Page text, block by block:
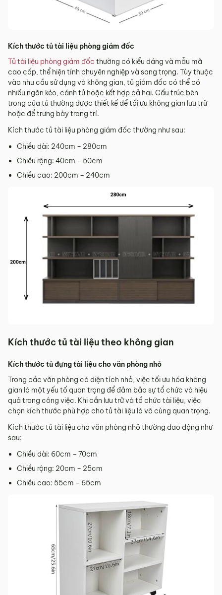
Kích thước tủ tài liệu phòng giám đốc
Tủ tài liệu phòng giám đốc thường có kiểu dáng và mẫu mã
cao cấp, thể hiện tính chuyên nghiệp và sang trọng. Tùy thuộc
vào nhu cầu sử dụng và không gian, tủ giám đốc có thể có
nhiều ngăn kéo, cánh tủ hoặc kết hợp cả hai. Cấu trúc bên
trong của tủ thường được thiết kế để tối ưu không gian lưu trữ
hoặc để trưng bày trang trí.
Kích thước tủ tài liệu phòng giám đốc thường như sau:
Chiều dài: 240cm – 280cm
Chiều rộng: 40cm – 50cm
Chiều cao: 200cm – 240cm
Kích thước tủ tài liệu theo không gian
Kích thước tủ đựng tài liệu cho văn phòng nhỏ
Trong các văn phòng có diện tích nhỏ, việc tối ưu hóa không
gian là một yếu tố quan trọng để đảm bảo sự tổ chức và hiệu
quả trong công việc. Khi cần lưu trữ và tổ chức tài liệu, việc
chọn kích thước phù hợp cho tủ tài liệu là vô cùng quan trọng.
Kích thước tủ tài liệu cho văn phòng nhỏ thường dao động như
sau:
Chiều dài: 60cm – 70cm
Chiều rộng: 20cm – 25cm
Chiều cao: 55cm – 65cm